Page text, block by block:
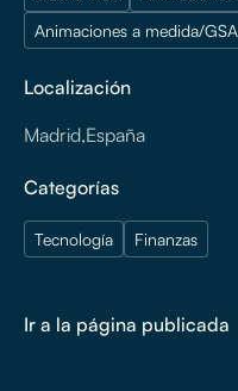
Animaciones a medida/
Localización
Madrid,España
Categorías
Tecnología Finanzas
Ir a la página publicada